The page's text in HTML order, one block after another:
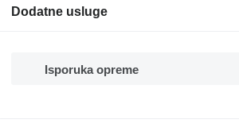
Dodatne usluge
Isporuka opreme